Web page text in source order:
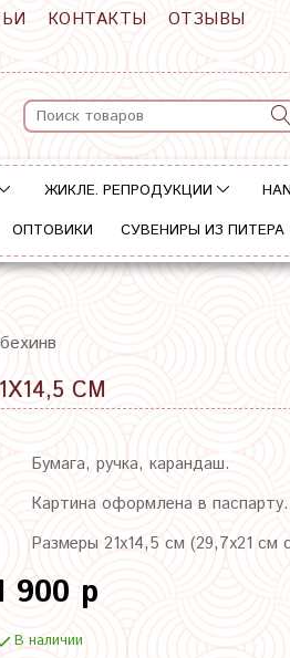
КОНТАКТЫ
ОТЗЫВЫ
ЖИКЛЕ. РЕПРОДУКЦИИ
ОПТОВИКИ СУВЕНИРЫ ИЗ ПИТЕРА
СМ
Бумага, ручка, карандаш.
Картина оформлена в паспарту.
Размеры 21х14,5 см (29,7х21 см
900 р
В наличии